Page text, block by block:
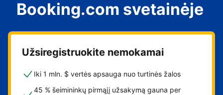
svečių namus
nakvynės su pusryčiais
namus
Booking.com svetainėje
Užsiregistruokite nemokamai
Iki 1 mln. $ vertės apsauga nuo turtinės žalos
45 % šeimininkų pirmąjį užsakymą gauna per